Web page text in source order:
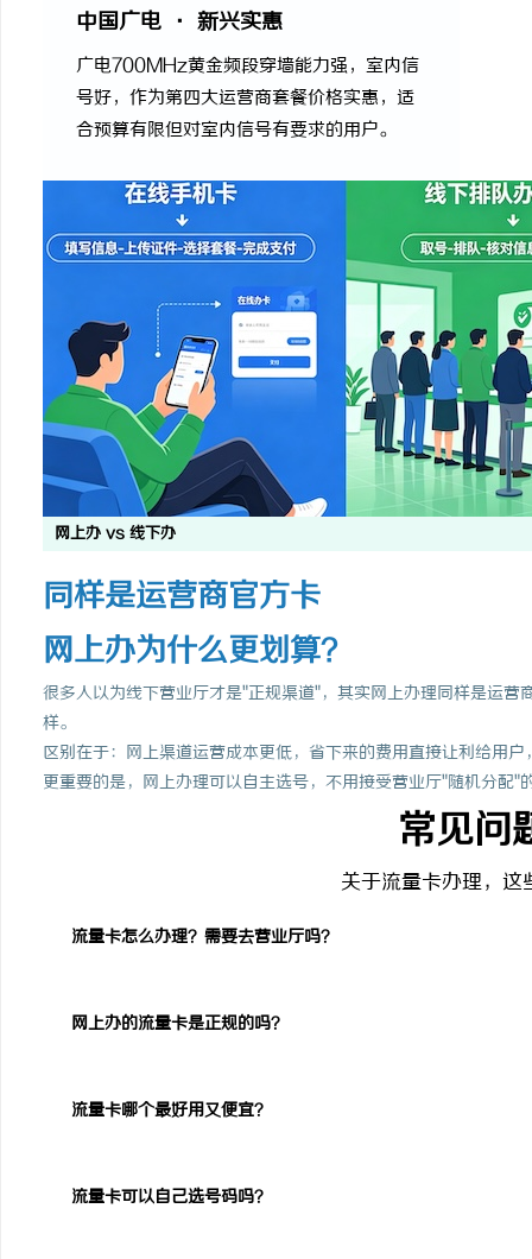
中国广电 · 新兴实惠
广电700MHz黄金频段穿墙能力强，室内信
号好，作为第四大运营商套餐价格实惠，适
合预算有限但对室内信号有要求的用户。
网上办 vs 线下办
同样是运营商官方卡
网上办为什么更划算？
很多人以为线下营业厅才是"正规渠道"，其实网上办理同样是运
样。
区别在于：网上渠道运营成本更低，省下来的费用直接让利给用
更重要的是，网上办理可以自主选号，不用接受营业厅"随机分配"
常见问
关于流量卡办理，这
流量卡怎么办理？需要去营业厅吗？
网上办的流量卡是正规的吗？
流量卡哪个最好用又便宜？
流量卡可以自己选号码吗？